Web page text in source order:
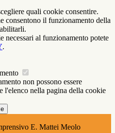
quali cookie consentire.
consentono il funzionamento della
necessari al funzionamento potete
.
non possono essere
l'elenco nella pagina della cookie
E. Mattei Meolo